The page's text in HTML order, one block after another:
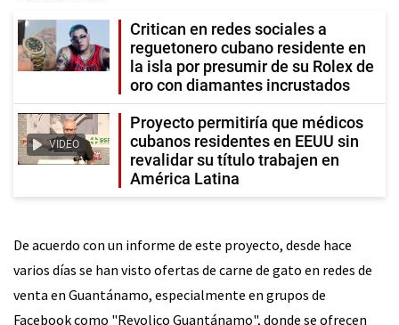
Critican en redes sociales a
reguetonero cubano residente en
la isla por presumir de su Rolex de
oro con diamantes incrustados
VIDEO
Proyecto permitiría que médicos
cubanos residentes en EEUU sin
revalidar su título trabajen en
América Latina
De acuerdo con un informe de este proyecto, desde hace
varios días se han visto ofertas de carne de gato en redes de
venta en Guantánamo, especialmente en grupos de
Facebook como "Revolico Guantánamo", donde se ofrecen